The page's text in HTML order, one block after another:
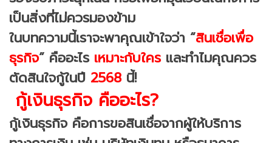
เป็นสิ่งที่ไม่ควรมองข้าม
ในบทความนี้เราจะพาคุณเข้าใจว่า “สินเชื่อเพื่อ
ธุรกิจ” คืออะไรเหมาะกับใครและทำไมคุณควร
ตัดสินใจกู้ในปี 2568นี้!
กู้เงินธุรกิจ คืออะไร?
กู้เงินธุรกิจ คือการขอสินเชื่อจากผู้ให้บริการ